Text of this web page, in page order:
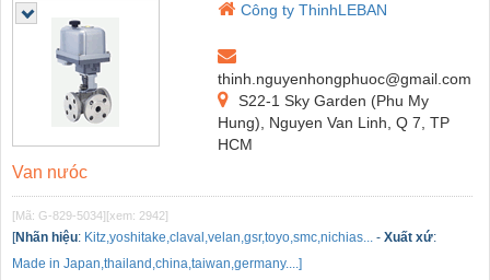
Công ty ThinhLEBAN
thinh.nguyenhongphuoc@gmail.com
S22-1 Sky Garden (Phu My
Hung), Nguyen Van Linh, Q 7, TP
HCM
Van nưóc
[Mã: G-829-5034][xem: 2942]
[Nhãn hiệu: Kitz,yoshitake,claval,velan,gsr,toyo,smc,nichias... - Xuất xứ:
Made in Japan,thailand,china,taiwan,germany....]